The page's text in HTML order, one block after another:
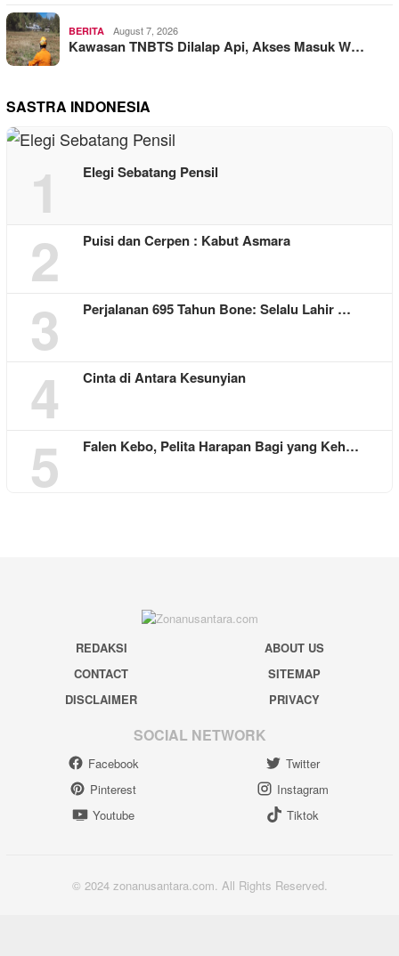
BERITA August 7, 2026
Kawasan TNBTS Dilalap Api, Akses Masuk W…
SASTRA INDONESIA
1 Elegi Sebatang Pensil
2 Puisi dan Cerpen : Kabut Asmara
3 Perjalanan 695 Tahun Bone: Selalu Lahir …
4 Cinta di Antara Kesunyian
5 Falen Kebo, Pelita Harapan Bagi yang Keh…
REDAKSI
ABOUT US
CONTACT
SITEMAP
DISCLAIMER
PRIVACY
SOCIAL NETWORK
Facebook
Twitter
Pinterest
Instagram
Youtube
Tiktok
© 2024 zonanusantara.com. All Rights Reserved.